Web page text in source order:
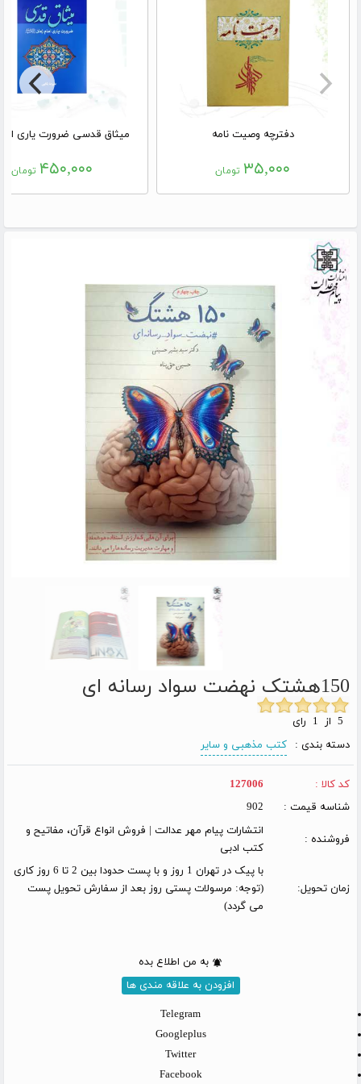
دفترچه وصیت نامه
۳۵,۰۰۰ تومان
میثاق قدسی ضرورت یاری
۴۵۰,۰۰۰ تومان
150هشتک نهضت سواد رسانه ای
دسته بندی :
کتب مذهبی و سایر
کد کالا :
127006
شناسه قیمت :
902
فروشنده :
انتشارات پیام مهر عدالت | فروش انواع قرآن، مفاتیح و
کتب ادبی
زمان تحویل:
با پیک در تهران 1 روز و با پست حدودا بین 2 تا 6 روز کاری
(توجه: مرسولات پستی روز بعد از سفارش تحویل پست
می گردد)
به من اطلاع بده
افزودن به علاقه مندی ها
Telegram
Googleplus
Twitter
Facebook